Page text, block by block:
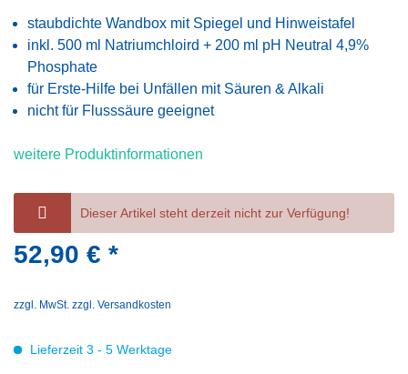
staubdichte Wandbox mit Spiegel und Hinweistafel
inkl. 500 ml Natriumchloird + 200 ml pH Neutral 4,9%
Phosphate
für Erste-Hilfe bei Unfällen mit Säuren & Alkali
nicht für Flusssäure geeignet
weitere Produktinformationen
Dieser Artikel steht derzeit nicht zur Verfügung!
52,90 € *
zzgl. MwSt. zzgl. Versandkosten
Lieferzeit 3 - 5 Werktage